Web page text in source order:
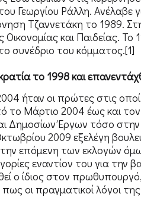
Γεωργίου Ράλλη.
Τζαννετάκη το 1989.
και Παιδείας.
συνέδριο του κόμματος.[1]
το 1998 και
ήταν οι πρώτες στις
το Μάρτιο 2004 έως και
Δημοσίων Έργων τόσο
2009 εξελέγη
επόμενη των εκλογών
εναντίον του για
ο ίδιος στον
οι πραγματικοί λόγοι της